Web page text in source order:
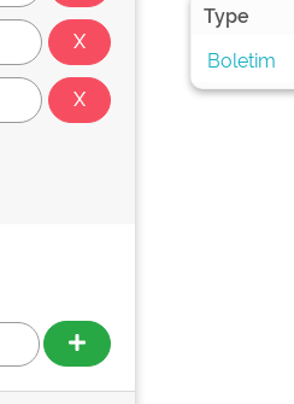
Type
Boletim